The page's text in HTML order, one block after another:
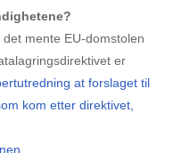
mente EU-domstolen
er
at forslaget til
kom etter direktivet,